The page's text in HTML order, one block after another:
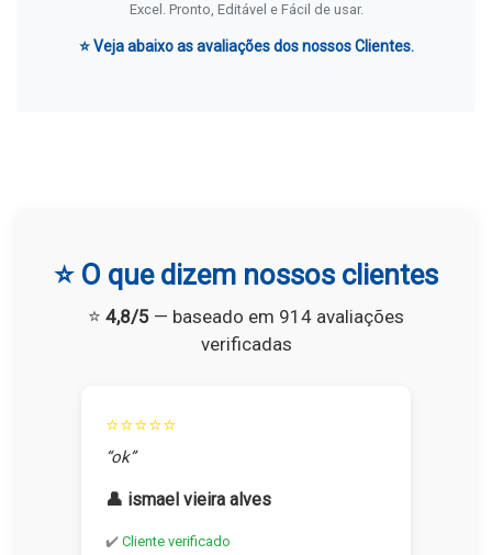
Excel. Pronto, Editável e Fácil de usar.
⭐ Veja abaixo as avaliações dos nossos Clientes.
⭐ O que dizem nossos clientes
⭐ 4,8/5 — baseado em 914 avaliações
verificadas
⭐⭐⭐⭐⭐
“ok”
👤 ismael vieira alves
✔️ Cliente verificado